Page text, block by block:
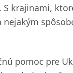
S krajinami,
nejakým
pomoc pre